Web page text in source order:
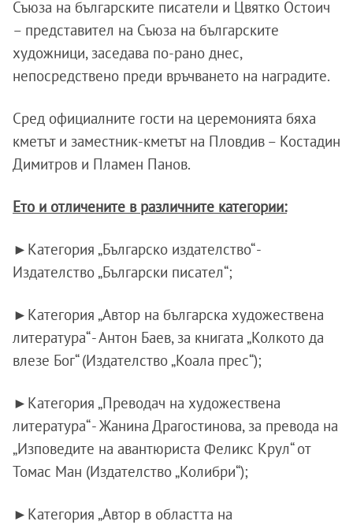
Съюза на българските писатели и Цвятко Остоич
– представител на Съюза на българските
художници, заседава по-рано днес,
непосредствено преди връчването на наградите.
Сред официалните гости на церемонията бяха
кметът и заместник-кметът на Пловдив – Костадин
Димитров и Пламен Панов.
Ето и отличените в различните категории:
►Категория „Българско издателство“ -
Издателство „Български писател“;
►Категория „Автор на българска художествена
литература“ - Антон Баев, за книгата „Колкото да
влезе Бог“ (Издателство „Коала прес“);
►Категория „Преводач на художествена
литература“ - Жанина Драгостинова, за превода на
„Изповедите на авантюриста Феликс Крул“ от
Томас Ман (Издателство „Колибри“);
►Категория „Автор в областта на